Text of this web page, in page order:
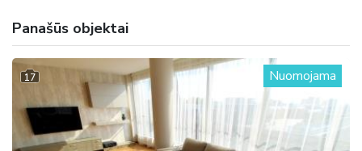
Panašūs objektai
17 Nuomojama